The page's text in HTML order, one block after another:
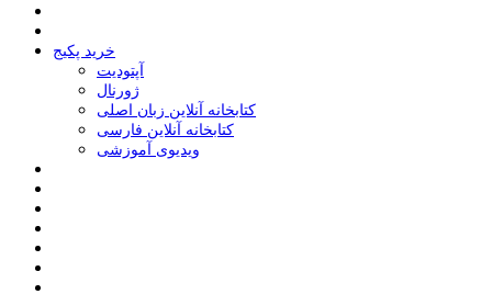
خرید پکیج
ﺁﭘﺘﻮﺩﯾﺖ
ﮊﻭﺭﻧﺎﻝ
کتابخانه آنلاین زبان اصلی
کتابخانه آنلاین فارسی
ویدیوی آموزشی